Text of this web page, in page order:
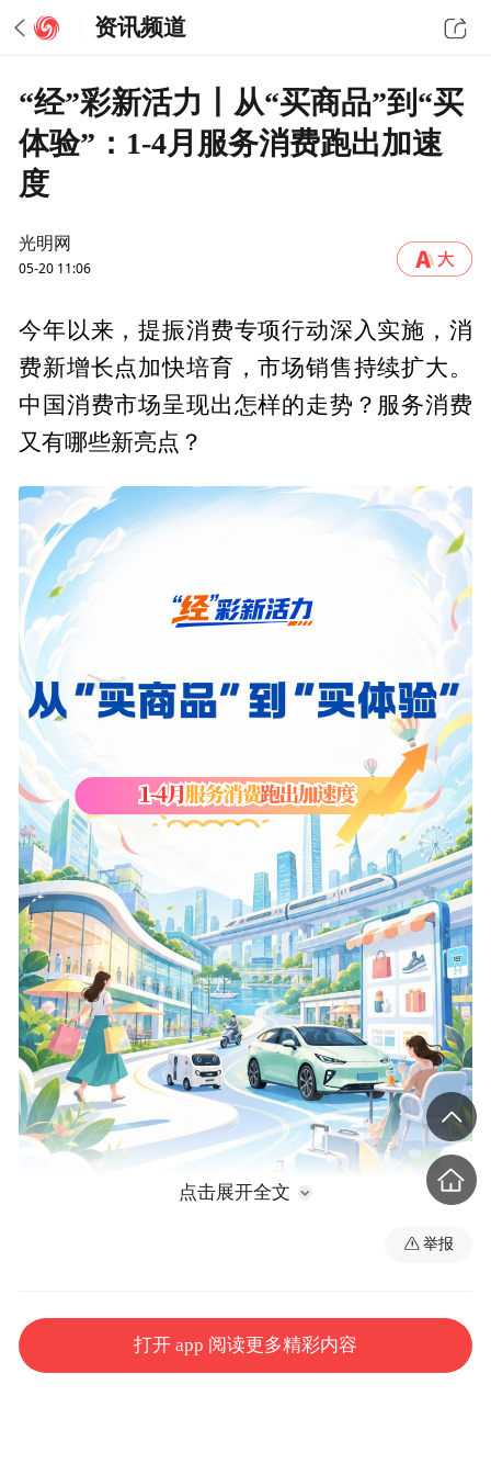
资讯频道
“经”彩新活力丨从“买商品”到“买
体验”：1-4月服务消费跑出加速
度
光明网
05-20 11:06
今年以来，提振消费专项行动深入实施，消
费新增长点加快培育，市场销售持续扩大。
中国消费市场呈现出怎样的走势？服务消费
又有哪些新亮点？
点击展开全文
举报
打开 app 阅读更多精彩内容